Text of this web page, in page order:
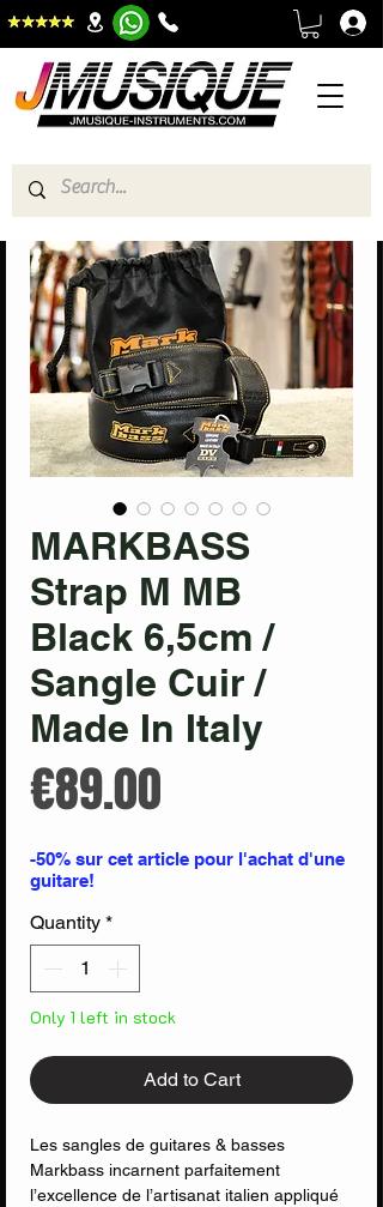
MARKBASS
Strap M MB
Black 6,5cm /
Sangle Cuir /
Made In Italy
€89.00
-50% sur cet article pour l'achat d'une
guitare!
Quantity *
Only 1 left in stock
Add to Cart
Les sangles de guitares & basses
Markbass incarnent parfaitement
l’excellence de l’artisanat italien appliqué